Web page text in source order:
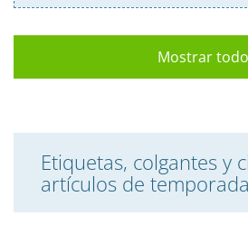
Mostrar todo
Etiquetas, colgantes y
artículos de